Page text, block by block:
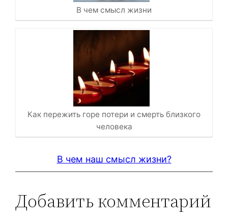
В чем смысл жизни
Как пережить горе потери и смерть близкого
человека
В чем наш смысл жизни?
Добавить комментарий